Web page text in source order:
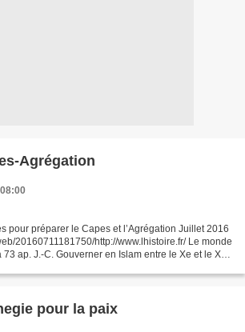
Agrégation
pour préparer le Capes et l’Agrégation Juillet 2016
20160711181750/http://www.lhistoire.fr/ Le monde
ap. J.-C. Gouverner en Islam entre le Xe et le XVe
pour la paix